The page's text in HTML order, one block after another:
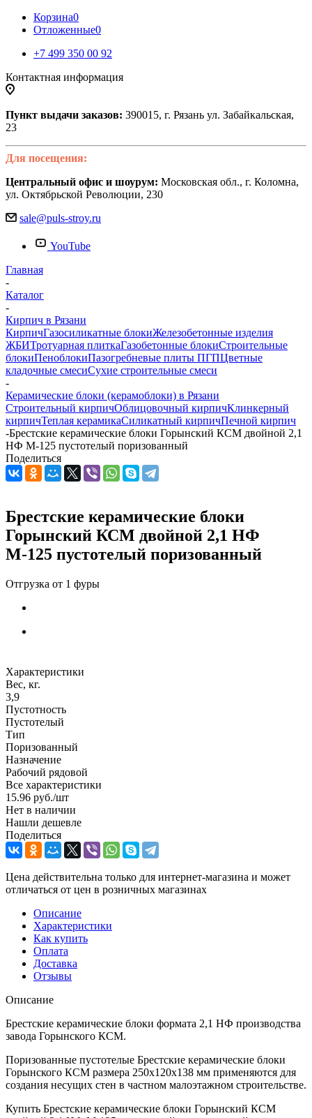
Корзина0
Отложенные0
+7 499 350 00 92
Контактная информация
Пункт выдачи заказов: 390015, г. Рязань ул. Забайкальская,
23
Для посещения:
Центральный офис и шоурум: Московская обл., г. Коломна,
ул. Октябрьской Революции, 230
sale@puls-stroy.ru
YouTube
Главная
-
Каталог
-
Кирпич в Рязани
КирпичГазосиликатные блокиЖелезобетонные изделия
ЖБИТротуарная плиткаГазобетонные блокиСтроительные
блокиПеноблокиПазогребневые плиты ПГПЦветные
кладочные смесиСухие строительные смеси
-
Керамические блоки (керамоблоки) в Рязани
Строительный кирпичОблицовочный кирпичКлинкерный
кирпичТеплая керамикаСиликатный кирпичПечной кирпич
-Брестские керамические блоки Горынский КСМ двойной 2,1
НФ М-125 пустотелый поризованный
Поделиться
Брестские керамические блоки
Горынский КСМ двойной 2,1 НФ
М-125 пустотелый поризованный
Характеристики
Вес, кг.
3,9
Пустотность
Пустотелый
Тип
Поризованный
Назначение
Рабочий рядовой
Все характеристики
15.96 руб./шт
Нет в наличии
Нашли дешевле
Поделиться
Цена действительна только для интернет-магазина и может
отличаться от цен в розничных магазинах
Описание
Характеристики
Как купить
Оплата
Доставка
Отзывы
Описание
Брестские керамические блоки формата 2,1 НФ производства
завода Горынского КСМ.
Поризованные пустотелые Брестские керамические блоки
Горынского КСМ размера 250х120х138 мм применяются для
создания несущих стен в частном малоэтажном строительстве.
Купить Брестские керамические блоки Горынский КСМ